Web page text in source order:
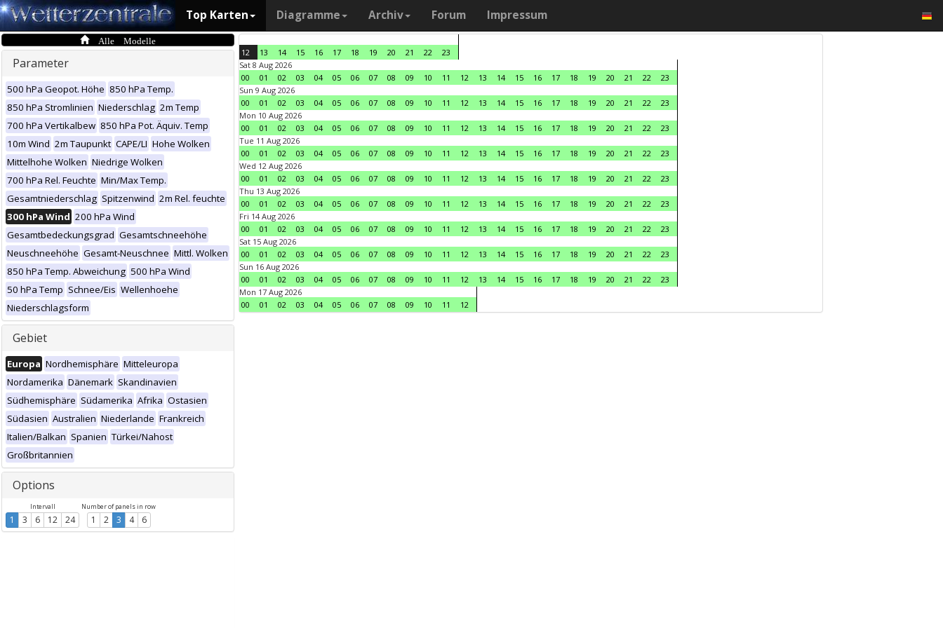
Top Karten Diagramme Archiv Forum Impressum
Alle Modelle
Parameter
500 hPa Geopot. Höhe 850 hPa Temp.
850 hPa Stromlinien Niederschlag 2m Temp
700 hPa Vertikalbew 850 hPa Pot. Äquiv. Temp
10m Wind 2m Taupunkt CAPE/LI Hohe Wolken
Mittelhohe Wolken Niedrige Wolken
700 hPa Rel. Feuchte Min/Max Temp.
Gesamtniederschlag Spitzenwind 2m Rel. feuchte
300 hPa Wind 200 hPa Wind
Gesamtbedeckungsgrad Gesamtschneehöhe
Neuschneehöhe Gesamt-Neuschnee Mittl. Wolken
850 hPa Temp. Abweichung 500 hPa Wind
50 hPa Temp Schnee/Eis Wellenhoehe
Niederschlagsform
Gebiet
Europa Nordhemisphäre Mitteleuropa
Nordamerika Dänemark Skandinavien
Südhemisphäre Südamerika Afrika Ostasien
Südasien Australien Niederlande Frankreich
Italien/Balkan Spanien Türkei/Nahost
Großbritannien
Options
Intervall
1 3 6 12 24
Number of panels in row
1 2 3 4 6
12 13 14 15 16 17 18 19 20 21 22
23
Sat 8 Aug 2026
00
01 02 03 04 05 06 07 08 09 10 11 12 13 14 15 16 17 18 19 20 21 22
23
Sun 9 Aug 2026
00
01 02 03 04 05 06 07 08 09 10 11 12 13 14 15 16 17 18 19 20 21 22
23
Mon 10 Aug 2026
00
01 02 03 04 05 06 07 08 09 10 11 12 13 14 15 16 17 18 19 20 21 22
23
Tue 11 Aug 2026
00
01 02 03 04 05 06 07 08 09 10 11 12 13 14 15 16 17 18 19 20 21 22
23
Wed 12 Aug 2026
00
01 02 03 04 05 06 07 08 09 10 11 12 13 14 15 16 17 18 19 20 21 22
23
Thu 13 Aug 2026
00
01 02 03 04 05 06 07 08 09 10 11 12 13 14 15 16 17 18 19 20 21 22
23
Fri 14 Aug 2026
00
01 02 03 04 05 06 07 08 09 10 11 12 13 14 15 16 17 18 19 20 21 22
23
Sat 15 Aug 2026
00
01 02 03 04 05 06 07 08 09 10 11 12 13 14 15 16 17 18 19 20 21 22
23
Sun 16 Aug 2026
00
01 02 03 04 05 06 07 08 09 10 11 12 13 14 15 16 17 18 19 20 21 22
23
Mon 17 Aug 2026
00
01 02 03 04 05 06 07 08 09 10 11 12